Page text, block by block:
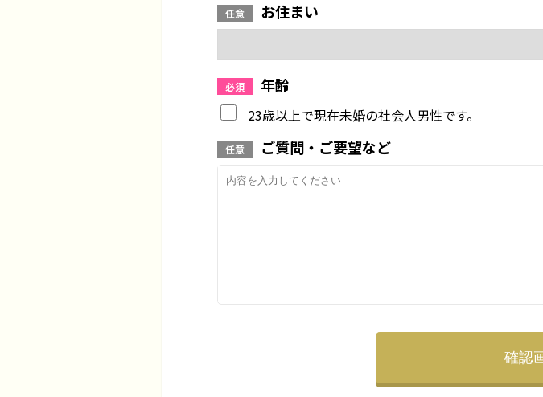
任意 お住まい
必須 年齢
23歳以上で現在未婚の社会人男性です。
任意 ご質問・ご要望など